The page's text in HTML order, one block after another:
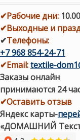
✔Рабочие дни:
✔Выходные и
✔Телефоны:
+7 968 854-24-71
✔Email:textile-
Заказы онлайн
принимаются 24
✔Оставить отзыв
Яндекс карты-
«ДОМАШНИЙ